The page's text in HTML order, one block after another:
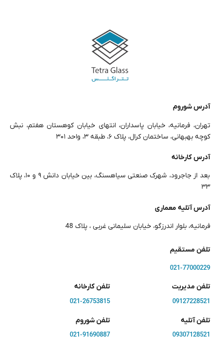
آدرس شوروم
تهران، فرمانیه، خیابان پاسداران، انتهای خیابان کوهستان هفتم، نبش
کوچه بهبهانی، ساختمان کرال، پلاک ۶، طبقه ۳، واحد ۳۰۱
آدرس کارخانه
بعد از جاجرود، شهرک صنعتی سیاهسنگ، بین خیابان دانش ۹ و ۱۰، پلاک
۳۳
آدرس آتلیه معماری
فرمانیه، بلوار اندرزگو، خیابان سلیمانی غربی ، پلاک 48
تلفن مستقیم
021-77000229
تلفن مدیریت
09127228521
تلفن کارخانه
021-26753815
تلفن آتلیه
09307128521
تلفن شوروم
021-91690887